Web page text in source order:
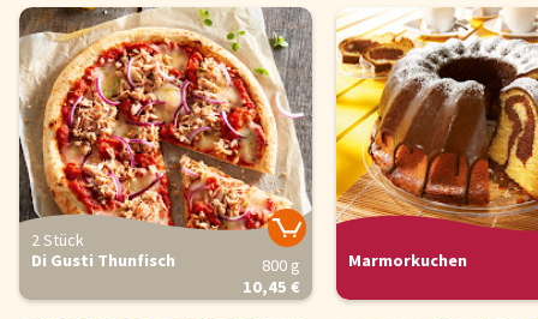
2 Stück
Di Gusti Thunfisch
800 g
10,45 €
Marmorkuchen